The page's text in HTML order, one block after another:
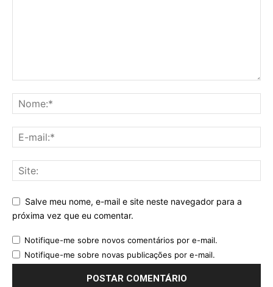
Salve meu nome, e-mail e site neste navegador para a
próxima vez que eu comentar.
Notifique-me sobre novos comentários por e-mail.
Notifique-me sobre novas publicações por e-mail.